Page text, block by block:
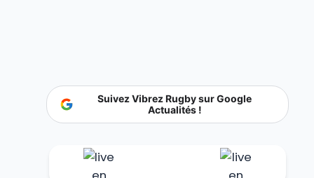
Suivez Vibrez Rugby sur Google
Actualités !